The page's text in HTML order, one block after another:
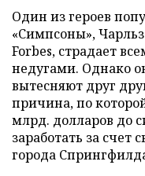
Один из героев
«Симпсоны»,
Forbes, страдает
недугами. Однако
вытесняют друг
причина, по
млрд. долларов до
заработать за счет
города